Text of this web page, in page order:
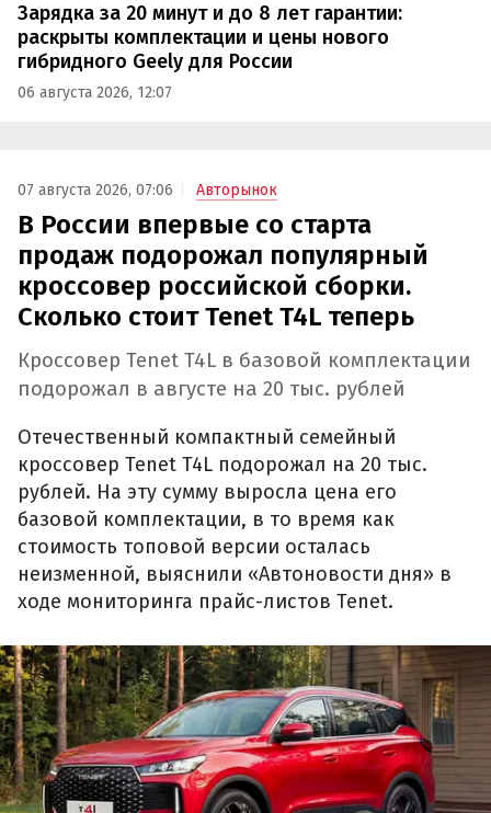
Зарядка за 20 минут и до 8 лет гарантии:
раскрыты комплектации и цены нового
гибридного Geely для России
06 августа 2026, 12:07
07 августа 2026, 07:06 Авторынок
В России впервые со старта
продаж подорожал популярный
кроссовер российской сборки.
Сколько стоит Tenet T4L теперь
Кроссовер Tenet T4L в базовой комплектации
подорожал в августе на 20 тыс. рублей
Отечественный компактный семейный
кроссовер Tenet T4L подорожал на 20 тыс.
рублей. На эту сумму выросла цена его
базовой комплектации, в то время как
стоимость топовой версии осталась
неизменной, выяснили «Автоновости дня» в
ходе мониторинга прайс-листов Tenet.